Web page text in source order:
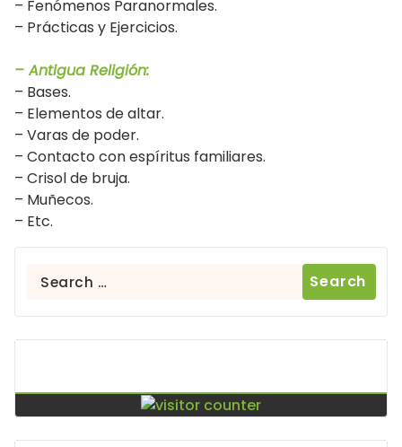
– Fenómenos Paranormales.
– Prácticas y Ejercicios.
– Antigua Religión:
– Bases.
– Elementos de altar.
– Varas de poder.
– Contacto con espíritus familiares.
– Crisol de bruja.
– Muñecos.
– Etc.
Search